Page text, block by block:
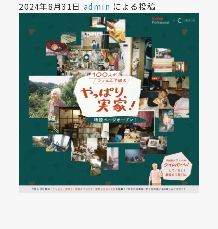
2024年8月31日 admin による投稿